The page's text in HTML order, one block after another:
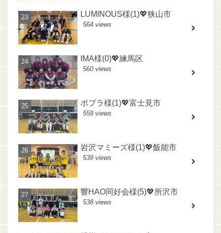
LUMINOUS様(1)💖狭山市
564 views
IMA様(0)💖練馬区
560 views
ポプラ様(1)💖富士見市
559 views
岩沢マミーズ様(1)💖飯能市
539 views
響HAO同好会様(5)💖所沢市
538 views